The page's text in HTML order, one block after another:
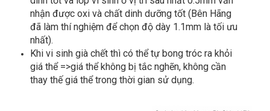
nhận được oxi và chất dinh dưỡng tốt (Bên Hãng
đã làm thí nghiệm để chọn độ dày 1.1mm là tối ưu
nhất).
Khi vi sinh già chết thì có thể tự bong tróc ra khỏi
giá thể =>giá thể không bị tắc nghẽn, không cần
thay thế giá thể trong thời gian sử dụng.